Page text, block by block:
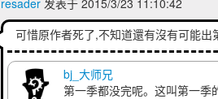
可惜原作者死了,不知道還有沒有可能出
bj_大师兄
第一季都没完呢。这叫第一季